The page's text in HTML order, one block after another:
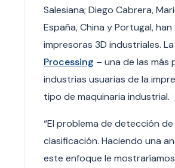
Salesiana; Diego Cabrera,
España, China y Portugal,
impresoras 3D industriales.
Processing – una de las más
industrias usuarias de la
tipo de maquinaria industrial.
“El problema de detección
clasificación. Haciendo una
este enfoque le